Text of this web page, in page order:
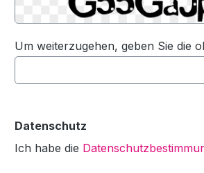
Um weiterzugehen, geben Sie die
Datenschutz
Ich habe die